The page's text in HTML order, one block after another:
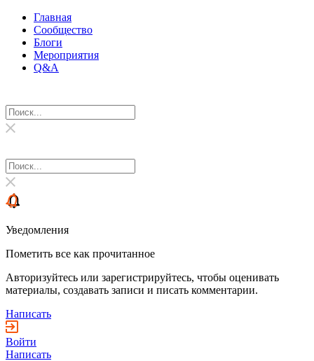
Главная
Сообщество
Блоги
Мероприятия
Q&A
Уведомления
Пометить все как прочитанное
Авторизуйтесь или зарегистрируйтесь, чтобы оценивать
материалы, создавать записи и писать комментарии.
Написать
Войти
Написать